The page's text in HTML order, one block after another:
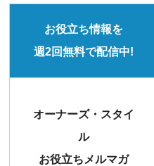
お役立ち情報を
週2回無料で配信中!
オーナーズ・スタイ
ル
お役立ちメルマガ